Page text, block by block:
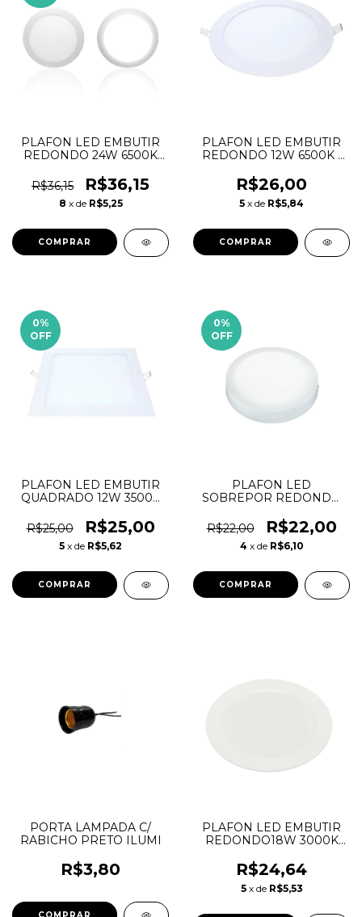
PLAFON LED EMBUTIR
REDONDO 24W 6500K
R$36,15
R$36,15
8 x de R$5,25
PLAFON LED EMBUTIR
REDONDO 12W 6500K -
R$26,00
5 x de R$5,84
0%
OFF
PLAFON LED EMBUTIR
QUADRADO 12W 3500K
R$25,00
R$25,00
5 x de R$5,62
0%
OFF
PLAFON LED
SOBREPOR REDONDO
R$22,00
R$22,00
4 x de R$6,10
PORTA LAMPADA C/
RABICHO PRETO ILUMI
R$3,80
PLAFON LED EMBUTIR
REDONDO18W 3000K
R$24,64
5 x de R$5,53